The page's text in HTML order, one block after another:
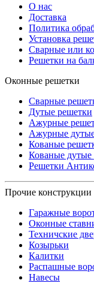
О нас
Доставка
Политика
Установка
Сварные или
Решетки на
Оконные решетки
Сварные
Дутые решетки
Ажурные
Ажурные
Кованые
Кованые дутые
Решетки
Прочие конструкции
Гаражные
Оконные
Техничские
Козырьки
Калитки
Распашные
Навесы